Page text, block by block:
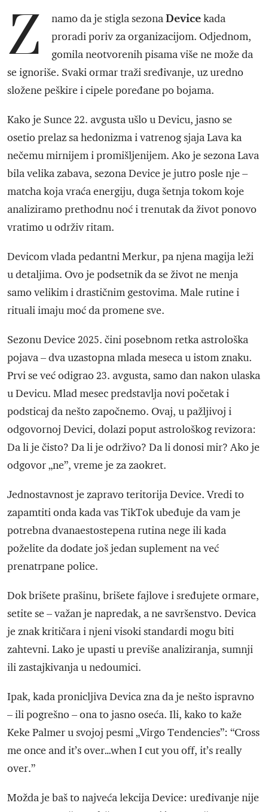
Z namo da je stigla sezonaDevicekada
proradi poriv za organizacijom. Odjednom,
gomila neotvorenih pisama više ne može da
se ignoriše. Svaki ormar traži sređivanje, uz uredno
složene peškire i cipele poređane po bojama.
Kako je Sunce 22. avgusta ušlo u Devicu, jasno se
osetio prelaz sa hedonizma i vatrenog sjaja Lava ka
nečemu mirnijem i promišljenijem. Ako je sezona Lava
bila velika zabava, sezona Device je jutro posle nje –
matcha koja vraća energiju, duga šetnja tokom koje
analiziramo prethodnu noć i trenutak da život ponovo
vratimo u održiv ritam.
Devicom vlada pedantni Merkur, pa njena magija leži
u detaljima. Ovo je podsetnik da se život ne menja
samo velikim i drastičnim gestovima. Male rutine i
rituali imaju moć da promene sve.
Sezonu Device 2025. čini posebnom retka astrološka
pojava – dva uzastopna mlada meseca u istom znaku.
Prvi se već odigrao 23. avgusta, samo dan nakon ulaska
u Devicu. Mlad mesec predstavlja novi početak i
podsticaj da nešto započnemo. Ovaj, u pažljivoj i
odgovornoj Devici, dolazi poput astrološkog revizora:
Da li je čisto? Da li je održivo? Da li donosi mir? Ako je
odgovor „ne”, vreme je za zaokret.
Jednostavnost je zapravo teritorija Device. Vredi to
zapamtiti onda kada vas TikTok ubeđuje da vam je
potrebna dvanaestostepena rutina nege ili kada
poželite da dodate još jedan suplement na već
prenatrpane police.
Dok brišete prašinu, brišete fajlove i sređujete ormare,
setite se – važan je napredak, a ne savršenstvo. Devica
je znak kritičara i njeni visoki standardi mogu biti
zahtevni. Lako je upasti u previše analiziranja, sumnji
ili zastajkivanja u nedoumici.
Ipak, kada pronicljiva Devica zna da je nešto ispravno
– ili pogrešno – ona to jasno oseća. Ili, kako to kaže
Keke Palmer u svojoj pesmi „Virgo Tendencies”: “Cross
me once and it’s over…when I cut you off, it’s really
over.”
Možda je baš to najveća lekcija Device: uređivanje nije